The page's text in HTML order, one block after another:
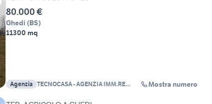
80.000 €
Ghedi (BS)
11300 mq
Agenzia TECNOCASA - AGENZIA IMM.RE
Mostra numero